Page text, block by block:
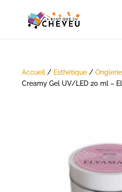
Accueil/ Esthétique/ Onglerie
Creamy Gel UV/LED 20 ml –